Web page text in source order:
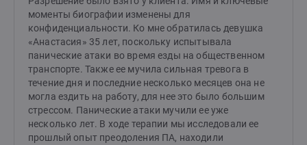
моменты биографии изменены для
конфиденциальности. Ко мне обратилась девушка
«Анастасия» 35 лет, поскольку испытывала
панические атаки во время езды на общественном
транспорте. Также ее мучила сильная тревога в
течение дня и последние несколько месяцев она не
могла ездить на работу, для нее это было большим
стрессом. Панические атаки мучили ее уже
несколько лет. В ходе терапии мы исследовали ее
прошлый опыт преодоления ПА, находили